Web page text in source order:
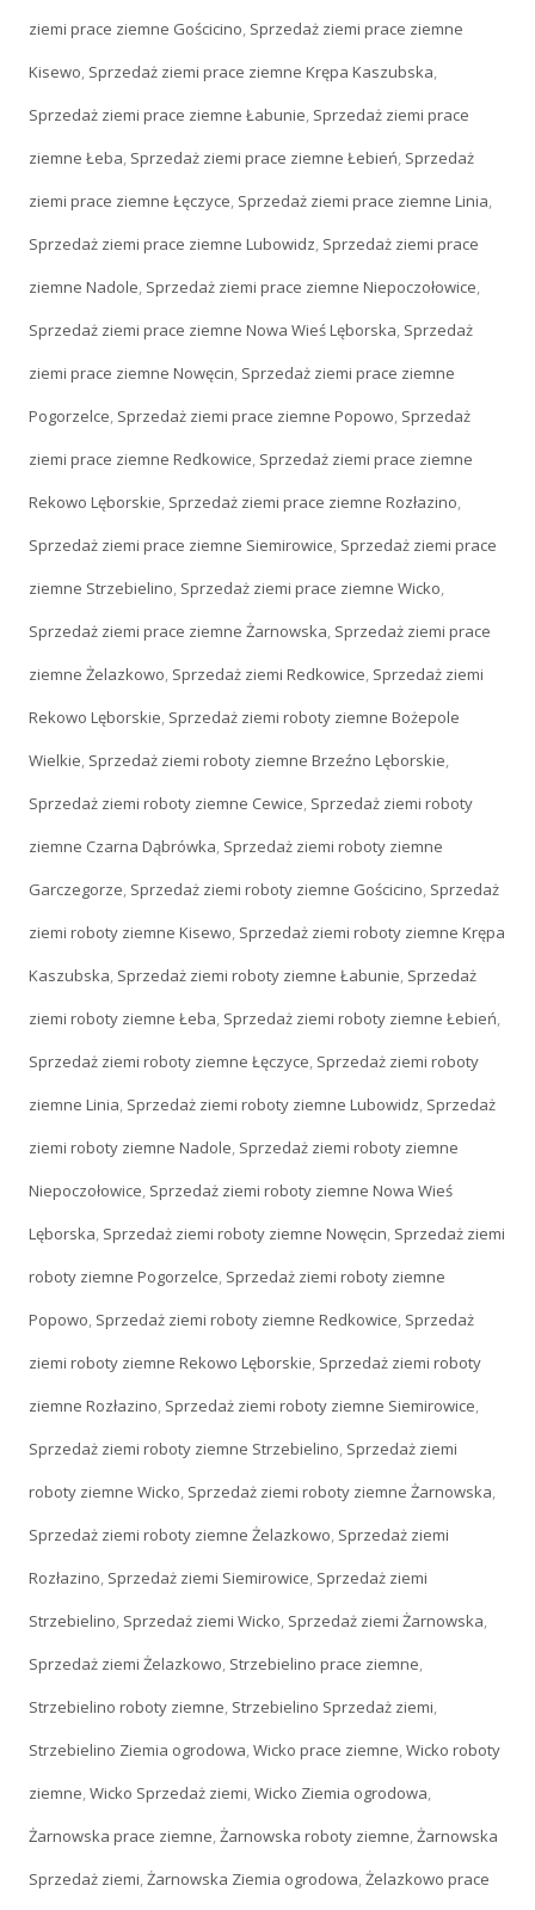
ziemi prace ziemne Gościcino, Sprzedaż ziemi prace ziemne
Kisewo, Sprzedaż ziemi prace ziemne Krępa Kaszubska,
Sprzedaż ziemi prace ziemne Łabunie, Sprzedaż ziemi prace
ziemne Łeba, Sprzedaż ziemi prace ziemne Łebień, Sprzedaż
ziemi prace ziemne Łęczyce, Sprzedaż ziemi prace ziemne Linia,
Sprzedaż ziemi prace ziemne Lubowidz, Sprzedaż ziemi prace
ziemne Nadole, Sprzedaż ziemi prace ziemne Niepoczołowice,
Sprzedaż ziemi prace ziemne Nowa Wieś Lęborska, Sprzedaż
ziemi prace ziemne Nowęcin, Sprzedaż ziemi prace ziemne
Pogorzelce, Sprzedaż ziemi prace ziemne Popowo, Sprzedaż
ziemi prace ziemne Redkowice, Sprzedaż ziemi prace ziemne
Rekowo Lęborskie, Sprzedaż ziemi prace ziemne Rozłazino,
Sprzedaż ziemi prace ziemne Siemirowice, Sprzedaż ziemi prace
ziemne Strzebielino, Sprzedaż ziemi prace ziemne Wicko,
Sprzedaż ziemi prace ziemne Żarnowska, Sprzedaż ziemi prace
ziemne Żelazkowo, Sprzedaż ziemi Redkowice, Sprzedaż ziemi
Rekowo Lęborskie, Sprzedaż ziemi roboty ziemne Bożepole
Wielkie, Sprzedaż ziemi roboty ziemne Brzeźno Lęborskie,
Sprzedaż ziemi roboty ziemne Cewice, Sprzedaż ziemi roboty
ziemne Czarna Dąbrówka, Sprzedaż ziemi roboty ziemne
Garczegorze, Sprzedaż ziemi roboty ziemne Gościcino, Sprzedaż
ziemi roboty ziemne Kisewo, Sprzedaż ziemi roboty ziemne Krępa
Kaszubska, Sprzedaż ziemi roboty ziemne Łabunie, Sprzedaż
ziemi roboty ziemne Łeba, Sprzedaż ziemi roboty ziemne Łebień,
Sprzedaż ziemi roboty ziemne Łęczyce, Sprzedaż ziemi roboty
ziemne Linia, Sprzedaż ziemi roboty ziemne Lubowidz, Sprzedaż
ziemi roboty ziemne Nadole, Sprzedaż ziemi roboty ziemne
Niepoczołowice, Sprzedaż ziemi roboty ziemne Nowa Wieś
Lęborska, Sprzedaż ziemi roboty ziemne Nowęcin, Sprzedaż ziemi
roboty ziemne Pogorzelce, Sprzedaż ziemi roboty ziemne
Popowo, Sprzedaż ziemi roboty ziemne Redkowice, Sprzedaż
ziemi roboty ziemne Rekowo Lęborskie, Sprzedaż ziemi roboty
ziemne Rozłazino, Sprzedaż ziemi roboty ziemne Siemirowice,
Sprzedaż ziemi roboty ziemne Strzebielino, Sprzedaż ziemi
roboty ziemne Wicko, Sprzedaż ziemi roboty ziemne Żarnowska,
Sprzedaż ziemi roboty ziemne Żelazkowo, Sprzedaż ziemi
Rozłazino, Sprzedaż ziemi Siemirowice, Sprzedaż ziemi
Strzebielino, Sprzedaż ziemi Wicko, Sprzedaż ziemi Żarnowska,
Sprzedaż ziemi Żelazkowo, Strzebielino prace ziemne,
Strzebielino roboty ziemne, Strzebielino Sprzedaż ziemi,
Strzebielino Ziemia ogrodowa,Wicko prace ziemne,Wicko roboty
ziemne,Wicko Sprzedaż ziemi,Wicko Ziemia ogrodowa,
Żarnowska prace ziemne,Żarnowska roboty ziemne,Żarnowska
Sprzedaż ziemi,Żarnowska Ziemia ogrodowa,Żelazkowo prace